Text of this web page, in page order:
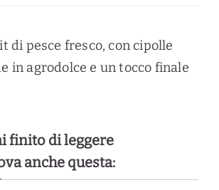
di pesce fresco, con cipolle
in agrodolce e un tocco finale
finito di leggere
anche questa: